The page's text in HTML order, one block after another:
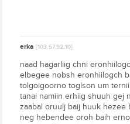
erka[103.57.92.10]
naad hagarliig chni
elbegee nobsh eronhiilogch
tolgoigoorno toglson um
tanai namiin erhiig shuuh gej
zaabal oruulj baij huuk
neg hebendee oroh baih